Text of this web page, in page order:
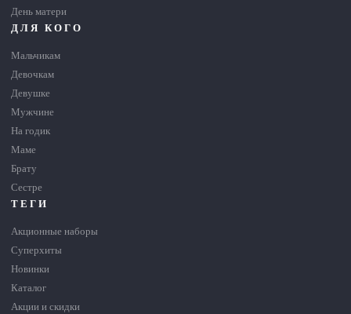
День матери
ДЛЯ КОГО
Мальчикам
Девочкам
Девушке
Мужчине
На годик
Маме
Брату
Сестре
ТЕГИ
Акционные наборы
Суперхиты
Новинки
Каталог
Акции и скидки